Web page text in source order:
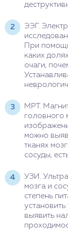
ЭЭГ.
При помощи
каких
очаги,
МРТ.
головного
можно
тканях
сосуды,
УЗИ.
мозга и
степень
выявить